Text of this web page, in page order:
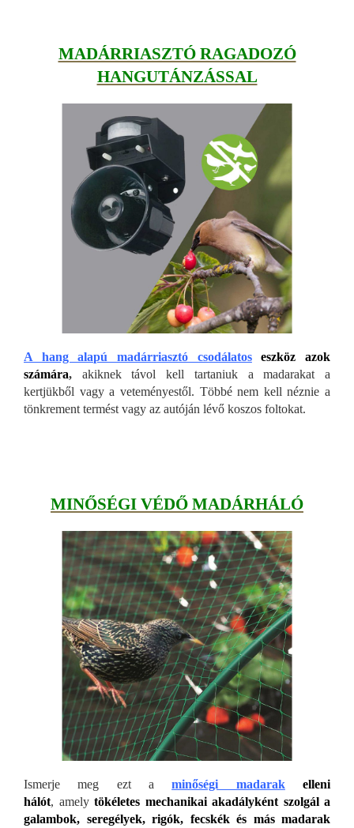
MADÁRRIASZTÓ RAGADOZÓ
HANGUTÁNZÁSSAL
A hang alapú madárriasztó csodálatos
eszköz azok
számára, akiknek távol kell tartaniuk a madarakat a
kertjükből vagy a veteményestől. Többé nem kell néznie a
tönkrement termést vagy az autóján lévő koszos foltokat.
MINŐSÉGI VÉDŐ MADÁRHÁLÓ
Ismerje meg ezt aminőségi madarak
elleni
hálót, amely tökéletes mechanikai akadályként szolgál a
galambok, seregélyek, rigók, fecskék és más madarak